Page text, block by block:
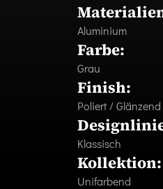
Aluminium
Farbe:
Grau
Finish:
Poliert / Glänzend
Klassisch
Kollektion:
Unifarbend